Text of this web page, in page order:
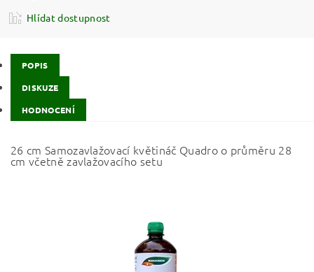
Hlídat dostupnost
POPIS
DISKUZE
HODNOCENÍ
26 cm Samozavlažovací květináč Quadro o průměru 28
cm včetně zavlažovacího setu